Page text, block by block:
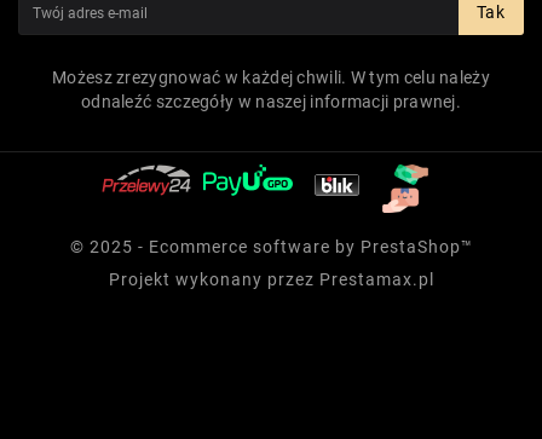
Tak
Możesz zrezygnować w każdej chwili. W tym celu należy
odnaleźć szczegóły w naszej informacji prawnej.
© 2025 - Ecommerce software by PrestaShop™
Projekt wykonany przez Prestamax.pl